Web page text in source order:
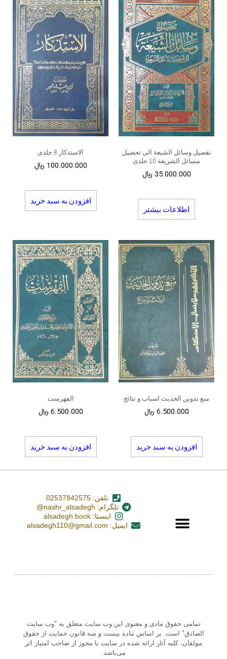
تفصیل وسائل الشیعة الی تحصیل
مسائل الشریعة 10 جلدی
35.000.000 ﷼
اطلاعات بیشتر
الاستذکار 8 جلدی
100.000.000 ﷼
افزودن به سبد خرید
منع تدوین الحدیث اسباب و نتائج
6.500.000 ﷼
افزودن به سبد خرید
الفهرست
6.500.000 ﷼
افزودن به سبد خرید
تلفن: 02537842575
تلگرام: nashr_alsadegh@
اینستا: alsadegh.book
ایمیل: alsadegh110@gmail.com
تمامی حقوق مادی و معنوی این وب سایت متعلق به "وب سایت
الصادق" است. بر اساس ماده بیست و سه قانون حمایت از حقوق
مولفان، کلیه آثار ارائه شده در سایت با مجوز از صاحب امتیاز اثر
می‌باشد.‏